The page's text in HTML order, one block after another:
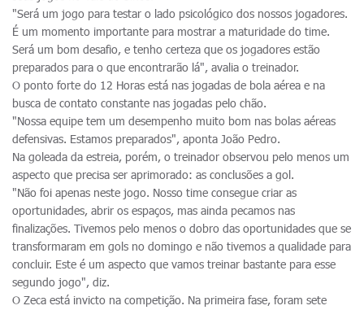
"Será um jogo para testar o lado psicológico dos nossos jogadores.
É um momento importante para mostrar a maturidade do time.
Será um bom desafio, e tenho certeza que os jogadores estão
preparados para o que encontrarão lá", avalia o treinador.
O ponto forte do 12 Horas está nas jogadas de bola aérea e na
busca de contato constante nas jogadas pelo chão.
"Nossa equipe tem um desempenho muito bom nas bolas aéreas
defensivas. Estamos preparados", aponta João Pedro.
Na goleada da estreia, porém, o treinador observou pelo menos um
aspecto que precisa ser aprimorado: as conclusões a gol.
"Não foi apenas neste jogo. Nosso time consegue criar as
oportunidades, abrir os espaços, mas ainda pecamos nas
finalizações. Tivemos pelo menos o dobro das oportunidades que se
transformaram em gols no domingo e não tivemos a qualidade para
concluir. Este é um aspecto que vamos treinar bastante para esse
segundo jogo", diz.
O Zeca está invicto na competição. Na primeira fase, foram sete